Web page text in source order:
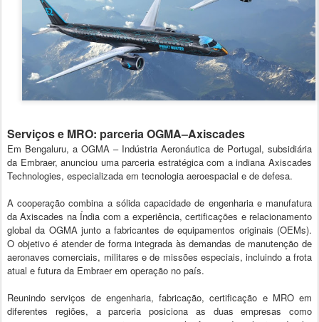
Serviços e MRO: parceria OGMA–Axiscades
Em Bengaluru, a OGMA – Indústria Aeronáutica de Portugal, subsidiária
da Embraer, anunciou uma parceria estratégica com a indiana Axiscades
Technologies, especializada em tecnologia aeroespacial e de defesa.
A cooperação combina a sólida capacidade de engenharia e manufatura
da Axiscades na Índia com a experiência, certificações e relacionamento
global da OGMA junto a fabricantes de equipamentos originais (OEMs).
O objetivo é atender de forma integrada às demandas de manutenção de
aeronaves comerciais, militares e de missões especiais, incluindo a frota
atual e futura da Embraer em operação no país.
Reunindo serviços de engenharia, fabricação, certificação e MRO em
diferentes regiões, a parceria posiciona as duas empresas como